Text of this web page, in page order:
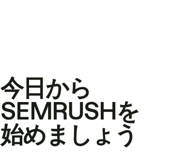
今日から
SEMRUSHを
始めましょう